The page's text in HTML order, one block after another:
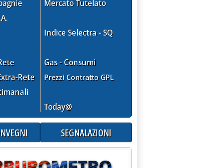
Rete
Mercato Tutelato
Indice Selectra - SQ
Gas - Consumi
Prezzi Contratto GPL
Today@
SEGNALAZIONI